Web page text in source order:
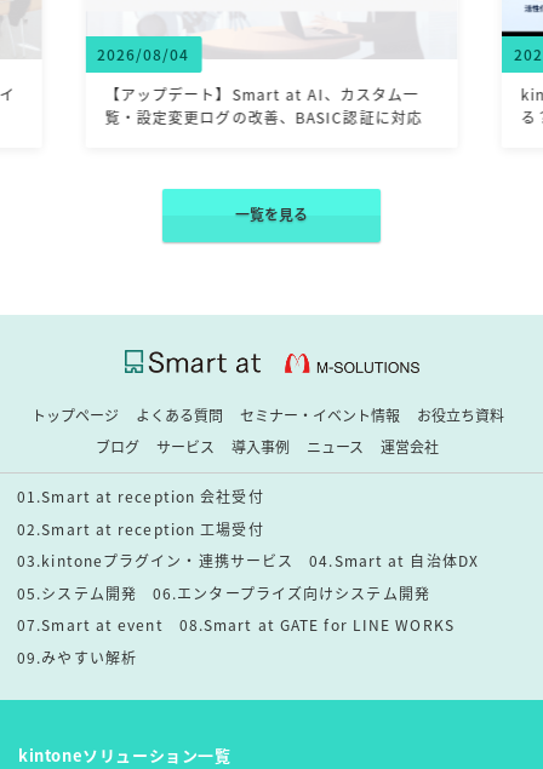
at AI、カスタム一
BASIC認証に対応
2026/07/31
kintoneのルックアップでよくある「こ
る？」をまとめて解決
一覧を見る
トップページ よくある質問 セミナー・イベント情報
お役立ち資料
ブログ
サービス 導入事例 ニュース 運営会社
01.Smart at reception 会社受付
02.Smart at reception 工場受付
03.kintoneプラグイン・連携サービス
04.Smart at 自治体DX
05.システム開発
06.エンタープライズ向けシステム開発
07.Smart at event
08.Smart at GATE for LINE WORKS
09.みやすい解析
kintoneソリューション一覧